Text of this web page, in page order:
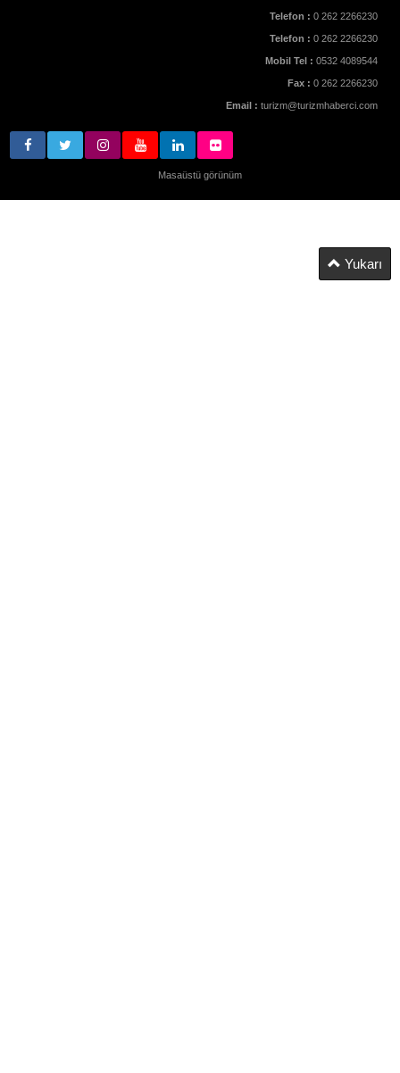
Telefon : 0 262 2266230
Telefon : 0 262 2266230
Mobil Tel : 0532 4089544
Fax : 0 262 2266230
Email : turizm@turizmhaberci.com
Masaüstü görünüm
Yukarı